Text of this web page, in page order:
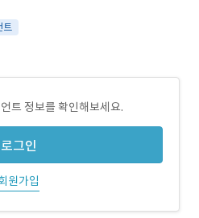
트
트 정보를 확인해보세요.
로그인
원가입